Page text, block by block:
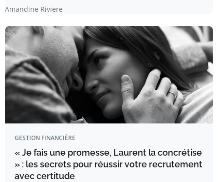
Amandine Riviere
GESTION FINANCIÈRE
« Je fais une promesse, Laurent la concrétise
» : les secrets pour réussir votre recrutement
avec certitude